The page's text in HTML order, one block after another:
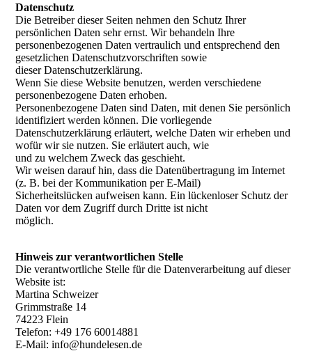
Datenschutz
Die Betreiber dieser Seiten nehmen den Schutz Ihrer
persönlichen Daten sehr ernst. Wir behandeln Ihre
personenbezogenen Daten vertraulich und entsprechend den
gesetzlichen Datenschutzvorschriften sowie
dieser Datenschutzerklärung.
Wenn Sie diese Website benutzen, werden verschiedene
personenbezogene Daten erhoben.
Personenbezogene Daten sind Daten, mit denen Sie persönlich
identifiziert werden können. Die vorliegende
Datenschutzerklärung erläutert, welche Daten wir erheben und
wofür wir sie nutzen. Sie erläutert auch, wie
und zu welchem Zweck das geschieht.
Wir weisen darauf hin, dass die Datenübertragung im Internet
(z. B. bei der Kommunikation per E-Mail)
Sicherheitslücken aufweisen kann. Ein lückenloser Schutz der
Daten vor dem Zugriff durch Dritte ist nicht
möglich.
Hinweis zur verantwortlichen Stelle
Die verantwortliche Stelle für die Datenverarbeitung auf dieser
Website ist:
Martina Schweizer
Grimmstraße 14
74223 Flein
Telefon: +49 176 60014881
E-Mail: info@hundelesen.de